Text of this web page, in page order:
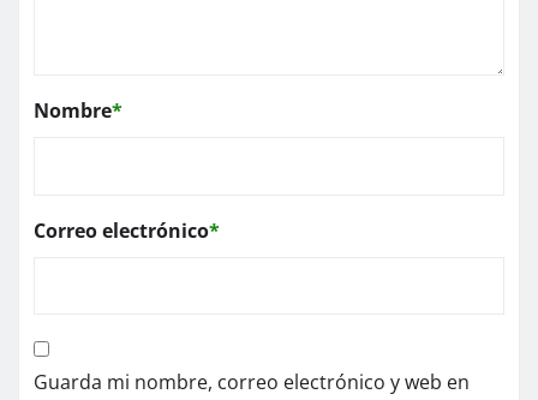
Nombre*
Correo electrónico*
Guarda mi nombre, correo electrónico y web en